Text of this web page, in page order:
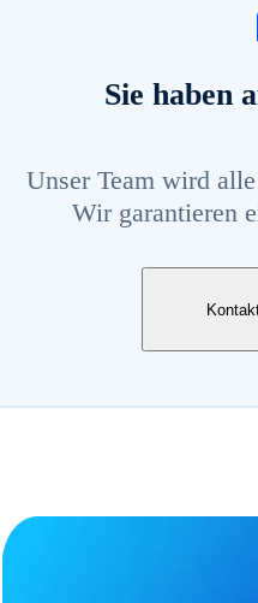
Sie haben
Unser Team wird
Wir garantieren